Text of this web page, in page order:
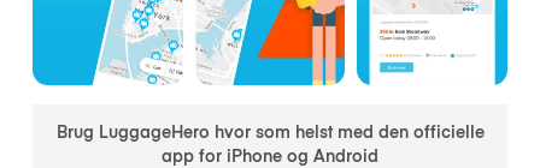
Brug LuggageHero hvor som helst med den officielle
app for iPhone og Android